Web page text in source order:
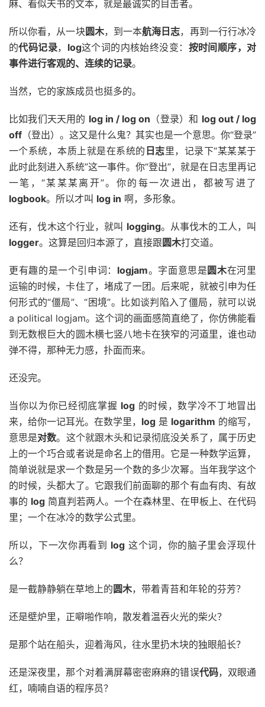
麻、看似天书的文本，就是最诚实的目击者。
所以你看，从一块圆木，到一本航海日志，再到一行行冰冷
的代码记录， log这个词的内核始终没变： 按时间顺序，对
事件进行客观的、连续的记录。
当然，它的家族成员也挺多的。
比如我们天天用的 log in / log on （登录）和 log out / log
off （登出）。这又是什么鬼？其实也是一个意思。你“登录”
一个系统，本质上就是在系统的 日志里，记录下“某某某于
此时此刻进入系统”这一事件。你“登出”，就是在日志里再记
一笔，“某某某离开”。你的每一次进出，都被写进了
logbook。所以才叫 log in 啊，多形象。
还有，伐木这个行业，就叫 logging。从事伐木的工人，叫
logger。这算是回归本源了，直接跟 圆木打交道。
更有趣的是一个引申词： logjam。字面意思是 圆木在河里
运输的时候，卡住了，堵成了一团。后来呢，就被引申为任
何形式的“僵局”、“困境”。比如谈判陷入了僵局，就可以说
a political logjam。这个词的画面感简直绝了，你仿佛能看
到无数根巨大的圆木横七竖八地卡在狭窄的河道里，谁也动
弹不得，那种无力感，扑面而来。
还没完。
当你以为你已经彻底掌握 log 的时候，数学冷不丁地冒出
来，给你一记耳光。在数学里， log 是 logarithm 的缩写，
意思是对数。这个就跟木头和记录彻底没关系了，属于历史
上的一个巧合或者说是命名上的借用。它是一种数学运算，
简单说就是求一个数是另一个数的多少次幂。当年我学这个
的时候，头都大了。它跟我们前面聊的那个有血有肉、有故
事的 log 简直判若两人。一个在森林里、在甲板上、在代码
里；一个在冰冷的数学公式里。
所以，下一次你再看到 log 这个词，你的脑子里会浮现什
么？
是一截静静躺在草地上的 圆木，带着青苔和年轮的芬芳？
还是壁炉里，正噼啪作响，散发着温吞火光的柴火？
是那个站在船头，迎着海风，往水里扔木块的独眼船长？
还是深夜里，那个对着满屏幕密密麻麻的错误代码，双眼通
红，喃喃自语的程序员？